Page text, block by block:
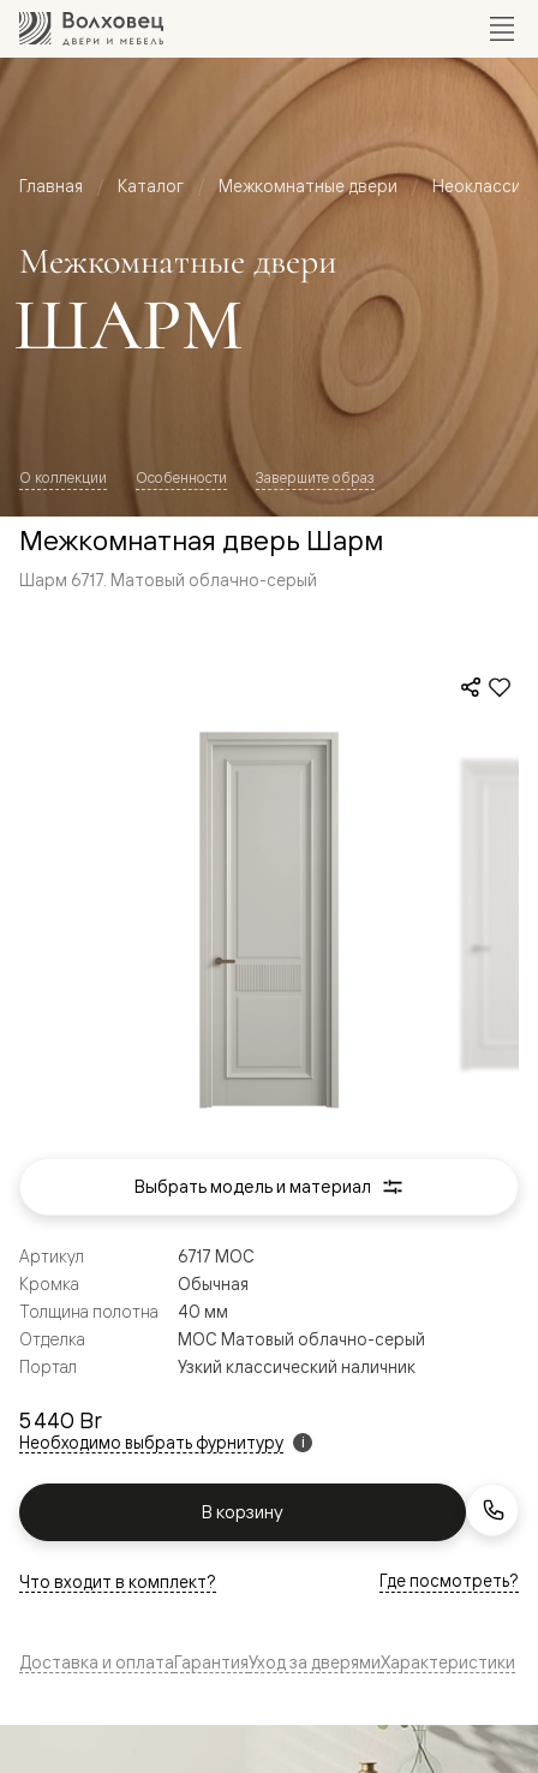
Главная Каталог Межкомнатные двери Неоклассика
Межкомнатные двери
ШАРМ
О коллекции Особенности Завершите образ
Межкомнатная дверь Шарм
Шарм 6717. Матовый облачно-серый
5 440 Br
Необходимо выбрать фурнитуру i
В корзину
Артикул
6717 МОС
Кромка
Обычная
Толщина полотна
40 мм
Отделка
МОС Матовый облачно-серый
Портал
Узкий классический наличник
Что входит в комплект? Где посмотреть?
Выбрать модель и материал
Доставка и оплатаГарантияУход за дверямиХарактеристики